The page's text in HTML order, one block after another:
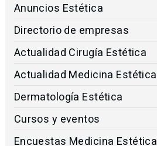
Anuncios Estética
Directorio de empresas
Actualidad Cirugía Estética
Actualidad Medicina Estética
Dermatología Estética
Cursos y eventos
Encuestas Medicina Estética